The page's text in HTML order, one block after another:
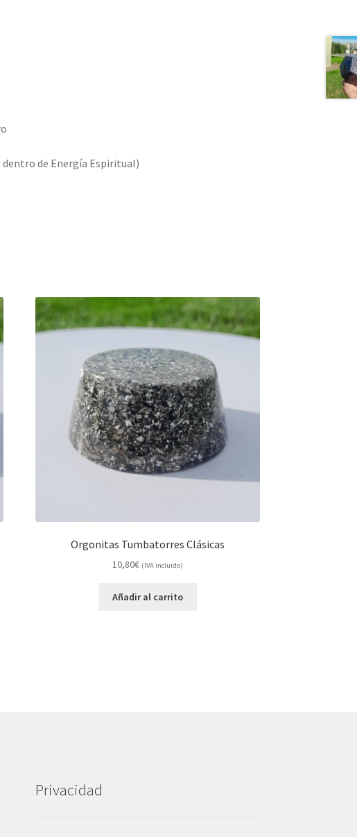
dentro de Energía Espiritual)
Orgonitas Tumbatorres Clásicas
10,80€ (IVA incluido)
Añadir al carrito
Privacidad